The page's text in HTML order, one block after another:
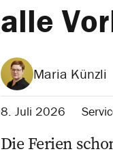
alle
Maria Künzli
8. Juli 2026
Die Ferien